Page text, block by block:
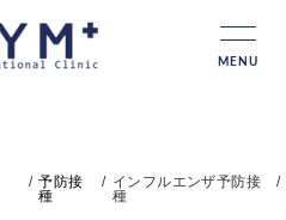
MENU
/ 予防接
種
/ インフルエンザ予防接
種
/